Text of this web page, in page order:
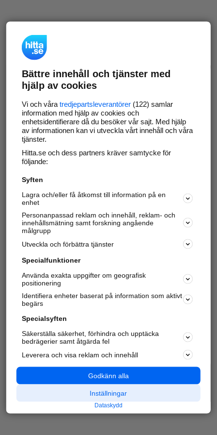
Bättre innehåll och tjänster med
hjälp av cookies
Vi och våra tredjepartsleverantörer(122) samlar
information med hjälp av cookies och
enhetsidentifierare då du besöker vår sajt. Med hjälp
av informationen kan vi utveckla vårt innehåll och våra
tjänster.
Hitta.se och dess partners kräver samtycke för
följande:
Syften
Lagra och/eller få åtkomst till information på en
enhet
Personanpassad reklam och innehåll, reklam- och
innehållsmätning samt forskning angående
målgrupp
Utveckla och förbättra tjänster
Specialfunktioner
Använda exakta uppgifter om geografisk
positionering
Identifiera enheter baserat på information som aktivt
begärs
Specialsyften
Säkerställa säkerhet, förhindra och upptäcka
bedrägerier samt åtgärda fel
Leverera och visa reklam och innehåll
Godkänn alla
Inställningar
Dataskydd